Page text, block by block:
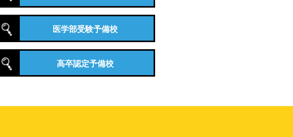
医学部受験予備校
高卒認定予備校